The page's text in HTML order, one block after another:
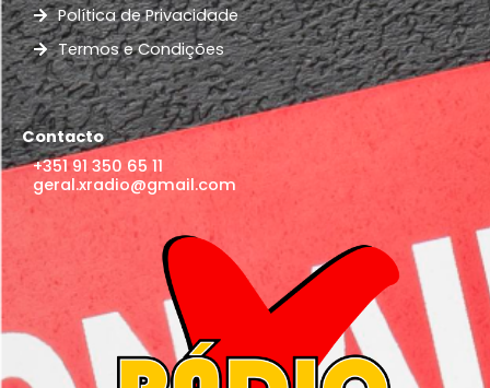
Política de Privacidade
Termos e Condições
Contacto
+351 91 350 65 11
geral.xradio@gmail.com